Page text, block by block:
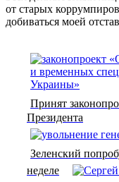
от старых
добиваться моей
Принят
Президента
Зеленский
неделе